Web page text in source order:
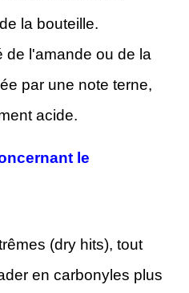
la bouteille.
de l'amande ou de la
par une note terne,
acide.
le
(dry hits), tout
en carbonyles plus